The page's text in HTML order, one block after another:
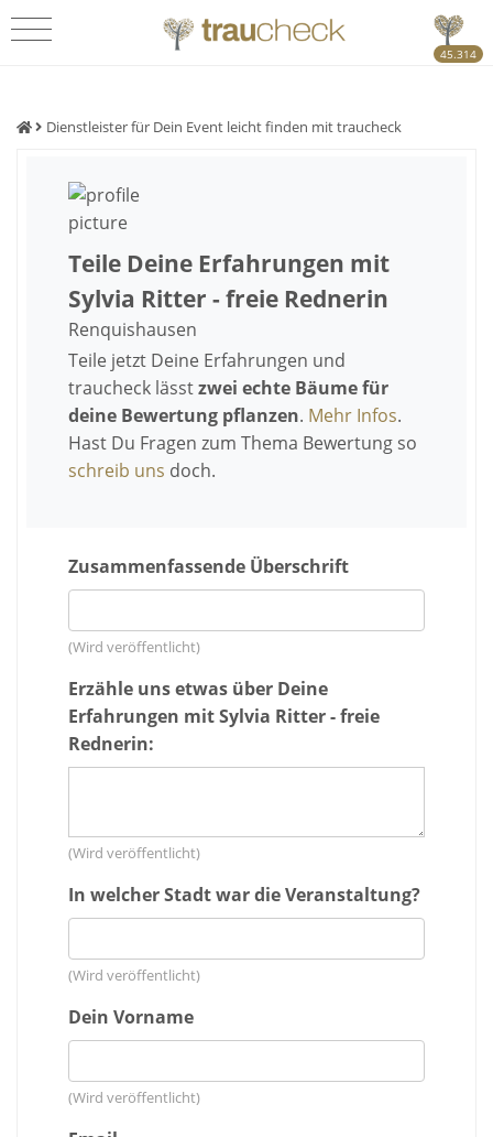
45.314
Dienstleister für Dein Event leicht finden mit traucheck
Teile Deine Erfahrungen mit
Sylvia Ritter - freie Rednerin
Renquishausen
Teile jetzt Deine Erfahrungen und
traucheck lässtzwei echte Bäume für
deine Bewertung pflanzen. Mehr Infos.
Hast Du Fragen zum Thema Bewertung so
schreib uns doch.
Zusammenfassende Überschrift
(Wird veröffentlicht)
Erzähle uns etwas über Deine
Erfahrungen mit Sylvia Ritter - freie
Rednerin:
(Wird veröffentlicht)
In welcher Stadt war die Veranstaltung?
(Wird veröffentlicht)
Dein Vorname
(Wird veröffentlicht)